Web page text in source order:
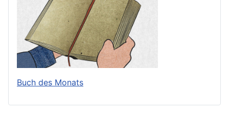
Buch des Monats